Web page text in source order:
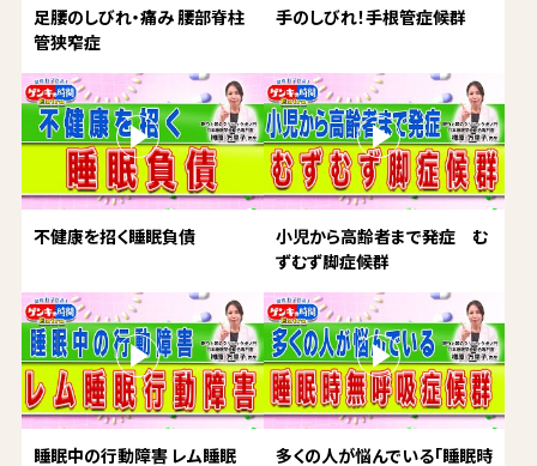
足腰のしびれ・痛み 腰部脊柱
管狭窄症
手のしびれ！手根管症候群
不健康を招く睡眠負債
小児から高齢者まで発症 む
ずむず脚症候群
睡眠中の行動障害 レム睡眠
多くの人が悩んでいる「睡眠時